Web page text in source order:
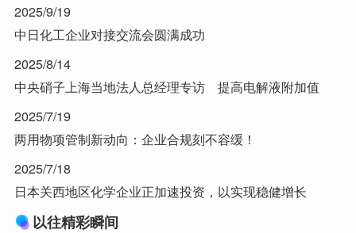
2025/9/19
中日化工企业对接交流会圆满成功
2025/8/14
中央硝子上海当地法人总经理专访 提高电解液附加值
2025/7/19
两用物项管制新动向：企业合规刻不容缓！
2025/7/18
日本关西地区化学企业正加速投资，以实现稳健增长
以往精彩瞬间